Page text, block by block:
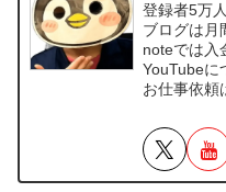
登録者5万
ブログは月
noteでは入
YouTubeに
お仕事依頼